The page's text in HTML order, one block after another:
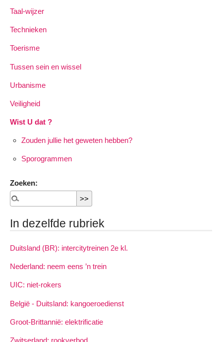
Taal-wijzer
Technieken
Toerisme
Tussen sein en wissel
Urbanisme
Veiligheid
Wist U dat ?
Zouden jullie het geweten hebben?
Sporogrammen
Zoeken:
In dezelfde rubriek
Duitsland (BR): intercitytreinen 2e kl.
Nederland: neem eens ’n trein
UIC: niet-rokers
België - Duitsland: kangoeroedienst
Groot-Brittannië: elektrificatie
Zwitserland: rookverbod